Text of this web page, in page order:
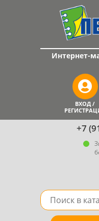
+7
Интернет-
ВХОД /
Поле для поиска